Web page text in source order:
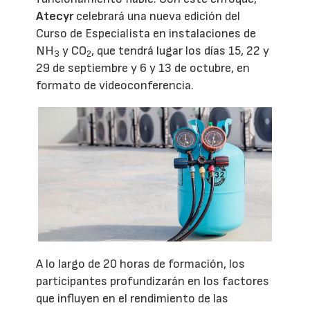
Atecyrcelebrará una nueva edición del
Curso de Especialista en instalaciones de
NH3 y CO2, que tendrá lugar los días 15, 22 y
29 de septiembre y 6 y 13 de octubre, en
formato de videoconferencia.
A lo largo de 20 horas de formación, los
participantes profundizarán en los factores
que influyen en el rendimiento de las